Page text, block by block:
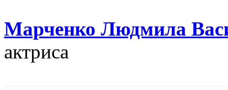
Марченко Людмила
актриса